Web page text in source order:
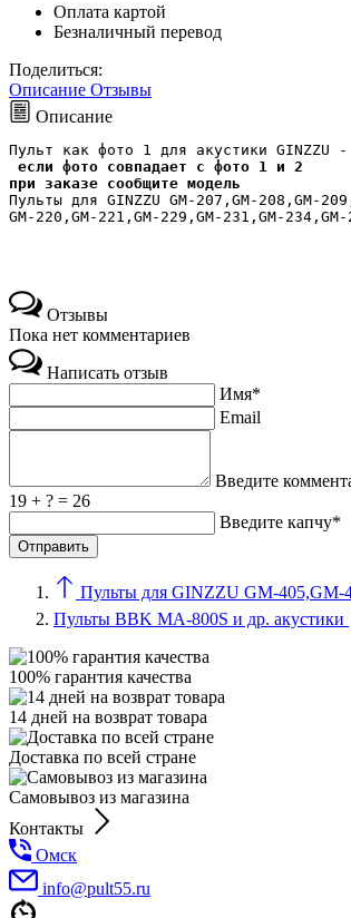
Оплата картой
Безналичный перевод
Поделиться:
Описание Отзывы
Описание
Пульт как фото 1 для акустики GINZZU
если фото совпадает с фото 1 и 2
при заказе сообщите модель
Пульты для GINZZU GM-207,GM-208,GM-
GM-220,GM-221,GM-229,GM-231,GM-
Отзывы
Пока нет комментариев
Написать отзыв
Имя*
Email
Введите
19 + ? = 26
Введите капчу*
Пульты для GINZZU GM-405,GM-
Пульты BBK MA-800S и др. акустики
100% гарантия качества
14 дней на возврат товара
Доставка по всей стране
Самовывоз из магазина
Контакты
Омск
info@pult55.ru